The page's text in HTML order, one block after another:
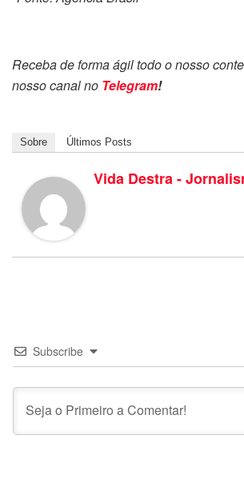
Receba de forma ágil todo o nosso
nosso canal no Telegram!
Sobre Últimos Posts
Vida Destra -
Subscribe